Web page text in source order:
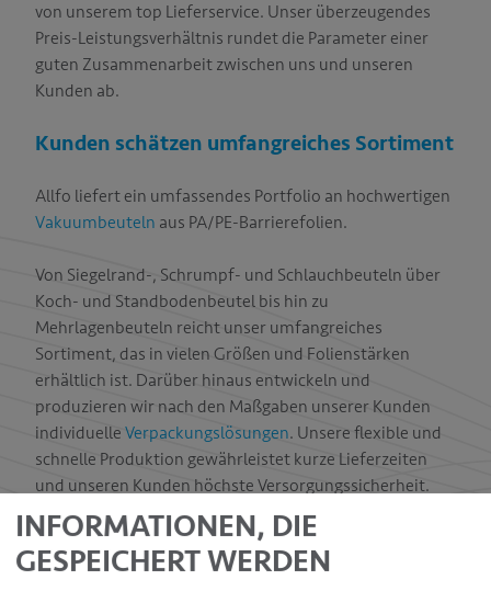
von unserem top Lieferservice. Unser überzeugendes
Preis-Leistungsverhältnis rundet die Parameter einer
guten Zusammenarbeit zwischen uns und unseren
Kunden ab.
Kunden schätzen umfangreiches Sortiment
Allfo liefert ein umfassendes Portfolio an hochwertigen
Vakuumbeuteln aus PA/PE-Barrierefolien.
Von Siegelrand-, Schrumpf- und Schlauchbeuteln über
Koch- und Standbodenbeutel bis hin zu
Mehrlagenbeuteln reicht unser umfangreiches
Sortiment, das in vielen Größen und Folienstärken
erhältlich ist. Darüber hinaus entwickeln und
produzieren wir nach den Maßgaben unserer Kunden
individuelle Verpackungslösungen. Unsere flexible und
schnelle Produktion gewährleistet kurze Lieferzeiten
und unseren Kunden höchste Versorgungssicherheit.
Service mit Substanz ist bei allfo gelebte Realität. Das
beginnt bei einer kompetenten und umfassenden
Beratung rund um die Möglichkeiten, die das Verpacken
INFORMATIONEN, DIE
GESPEICHERT WERDEN